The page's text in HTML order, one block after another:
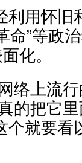
利用怀旧
命”等政
化。
络上流
的把它
个就要看